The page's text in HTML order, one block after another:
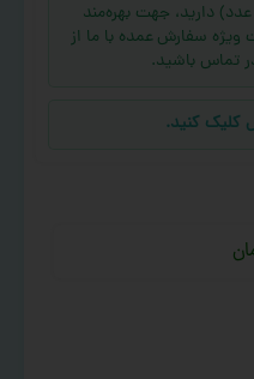
اگر سفارش عمده (بالای ۱۰ عدد) دارید، جهت بهره‌مند
سفارش عمده با ما از
تماس باشید.
کلیک کنید.